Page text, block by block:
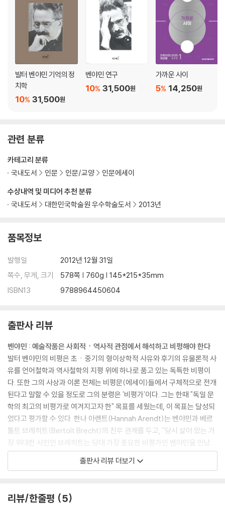
발터 벤야민 기억의 정
치학
31,500원
10%
벤야민 연구
31,500원
10%
가까운 사이
14,250원
5%
관련 분류
수상내역 및 미디어 추천 분류
국내도서
대한민국학술원 우수학술도서 2013년
카테고리 분류
국내도서
인문 인문/교양 인문에세이
품목정보
발행일
2012년 12월 31일
쪽수, 무게, 크기
578쪽 | 760g | 145*215*35mm
ISBN13
9788964450604
출판사 리뷰
벤야민 : 예술작품은 사회적ㆍ역사적 관점에서 해석하고 비평해야 한다
발터 벤야민의 비평은 초ㆍ중기의 형이상학적 사유와 후기의 유물론적 사
유를 언어철학과 역사철학의 지평 위에 하나로 품고 있는 독특한 비평이
다. 또한 그의 사상과 이론 전체는 비평문(에세이)들에서 구체적으로 전개
된다고 말할 수 있을 정도로 그의 분령은 '비평가'이다. 그는 한때 "독일 문
학의 최고의 비평가로 여겨지고자 한" 목표를 세웠는데, 이 목표는 달성되
었다고 평가할 수 있다. 한나 아렌트(Hannah Arendt)는 벤야민과 베르
톨트 브레히트(Bertolt Brecht)의 친우 관계를 두고, "당시 살아 있는 가
장 위대한 시인인 브레히트는 당대 가장 중요한 비평가인 벤야민을 만났
다"라고 쓰고 있다.
벤야민은 무릇 예술작품을 문학사나 예술철학의 관점을 넘어 사회적ㆍ역
식에 따른 분류 작업이나 상투적인 미학적 고찰의 차원을 넘어서 작품의
출판사 리뷰 더보기
리뷰/한줄평 5